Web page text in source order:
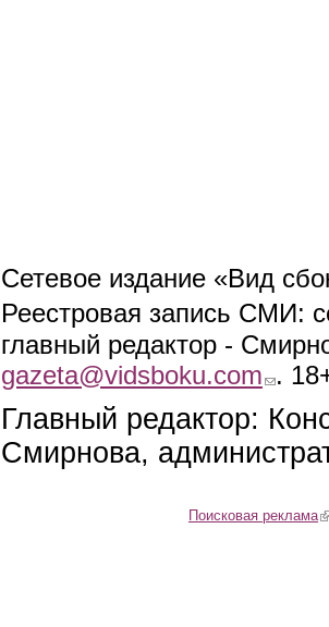
Сетевое издание «Вид
Реестровая запись СМИ:
главный редактор -
gazeta@vidsboku.com (link sends e-
.
Главный редактор:
Смирнова,
Поисковая реклама